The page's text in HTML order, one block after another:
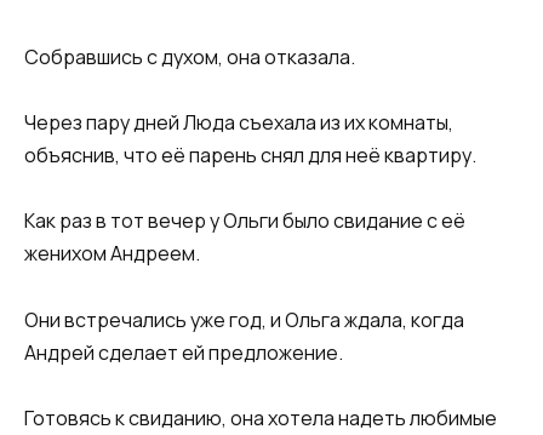
Собравшись с духом, она отказала.
Через пару дней Люда съехала из их комнаты,
объяснив, что её парень снял для неё квартиру.
Как раз в тот вечер у Ольги было свидание с её
женихом Андреем.
Они встречались уже год, и Ольга ждала, когда
Андрей сделает ей предложение.
Готовясь к свиданию, она хотела надеть любимые